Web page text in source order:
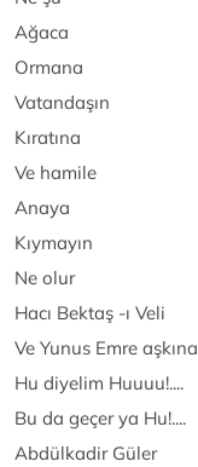
Ağaca
Ormana
Vatandaşın
Kıratına
Ve hamile
Anaya
Kıymayın
Ne olur
Hacı Bektaş -ı Veli
Ve Yunus Emre aşkına
Hu diyelim Huuuu!....
Bu da geçer ya Hu!....
Abdülkadir Güler